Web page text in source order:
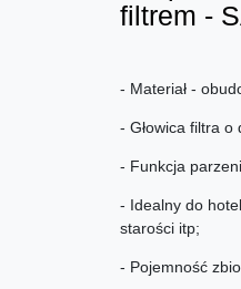
filtrem -
- Materiał -
- Głowica filtra
- Funkcja
- Idealny do
starości itp;
- Pojemność